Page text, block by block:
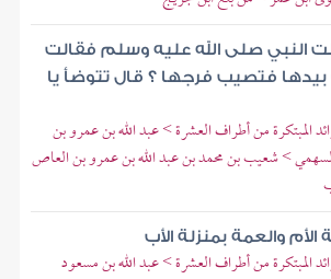
النبي صلى الله عليه وسلم فقالت
بيدها فتصيب فرجها ؟ قال تتوضأ يا
المبتكرة من أطراف العشرة > عبد الله بن عمرو بن
> شعيب بن محمد بن عبد الله بن عمرو بن العاص
الأم والعمة بمنزلة الأب
المبتكرة من أطراف العشرة > عبد الله بن مسعود